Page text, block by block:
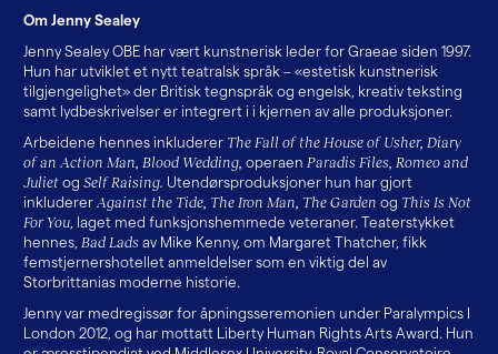
Om Jenny Sealey
Jenny Sealey OBE har vært kunstnerisk leder for Graeae siden 1997.
Hun har utviklet et nytt teatralsk språk – «estetisk kunstnerisk
tilgjengelighet» der Britisk tegnspråk og engelsk, kreativ teksting
samt lydbeskrivelser er integrert i i kjernen av alle produksjoner.
Arbeidene hennes inkluderer The Fall of the House of Usher, Diary
of an Action Man, Blood Wedding,operaenParadis Files, Romeo and
JulietogSelf Raising. Utendørsproduksjoner hun har gjort
inkludererAgainst the Tide, The Iron Man, The Gardenog This Is Not
For You, laget med funksjonshemmede veteraner. Teaterstykket
hennes,Bad Ladsav Mike Kenny, om Margaret Thatcher, fikk
femstjernershotellet anmeldelser som en viktig del av
Storbrittanias moderne historie.
Jenny var medregissør for åpningsseremonien under Paralympics I
London 2012, og har mottatt Liberty Human Rights Arts Award. Hun